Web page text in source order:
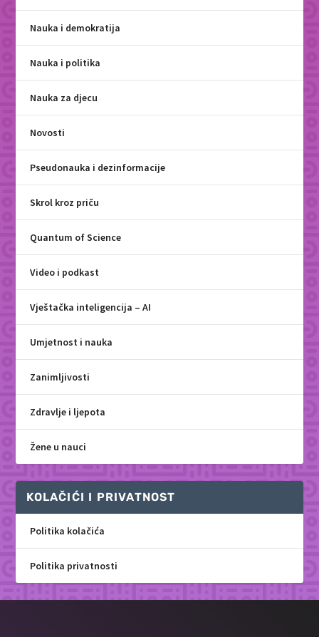
Nauka i demokratija
Nauka i politika
Nauka za djecu
Novosti
Pseudonauka i dezinformacije
Skrol kroz priču
Quantum of Science
Video i podkast
Vještačka inteligencija – AI
Umjetnost i nauka
Zanimljivosti
Zdravlje i ljepota
Žene u nauci
KOLAČIĆI I PRIVATNOST
Politika kolačića
Politika privatnosti